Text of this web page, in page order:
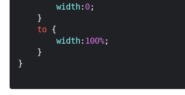
width: 0;
    }
to {
width: 100%;
    }
}